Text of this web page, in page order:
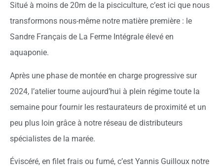
Situé à moins de 20m de la pisciculture, c’est ici que nous
transformons nous-même notre matière première : le
Sandre Français de La Ferme Intégrale élevé en
aquaponie.
Après une phase de montée en charge progressive sur
2024, l’atelier tourne aujourd’hui à plein régime toute la
semaine pour fournir les restaurateurs de proximité et un
peu plus loin grâce à notre réseau de distributeurs
spécialistes de la marée.
Éviscéré, en filet frais ou fumé, c’est Yannis Guilloux notre